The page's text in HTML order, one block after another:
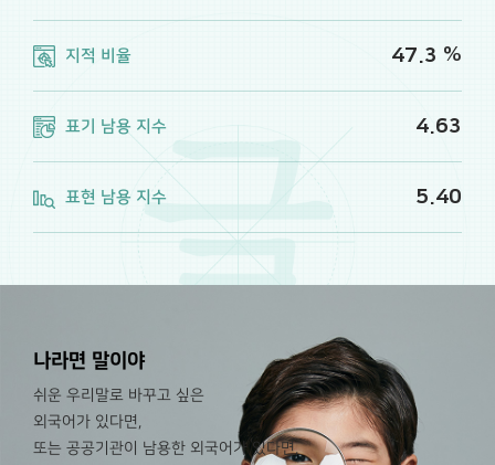
지적 비율 47.3 %
표기 남용 지수 4.63
표현 남용 지수 5.40
나라면 말이야
쉬운 우리말로 바꾸고 싶은
외국어가 있다면,
또는 공공기관이 남용한 외국어가 있다면,